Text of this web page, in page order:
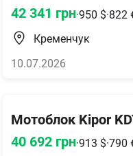
42 341 грн·950 $·822
Кременчук
10.07.2026
Мотоблок Kipor
40 692 грн·913 $·790